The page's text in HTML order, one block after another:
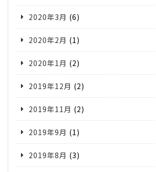
2020年3月 (6)
2020年2月 (1)
2020年1月 (2)
2019年12月 (2)
2019年11月 (2)
2019年9月 (1)
2019年8月 (3)